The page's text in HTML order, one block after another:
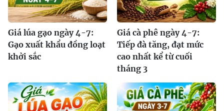
Giá lúa gạo ngày 4-7:
Gạo xuất khẩu đồng loạt
khởi sắc
Giá cà phê ngày 4-7:
Tiếp đà tăng, đạt mức
cao nhất kể từ cuối
tháng 3